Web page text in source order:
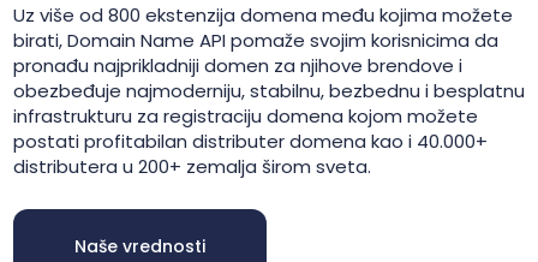
Uz više od 800 ekstenzija domena među kojima možete
birati, Domain Name API pomaže svojim korisnicima da
pronađu najprikladniji domen za njihove brendove i
obezbeđuje najmoderniju, stabilnu, bezbednu i besplatnu
infrastrukturu za registraciju domena kojom možete
postati profitabilan distributer domena kao i 40.000+
distributera u 200+ zemalja širom sveta.
Naše vrednosti